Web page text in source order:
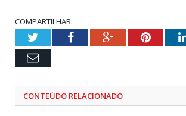
COMPARTILHAR:
TwitterFacebookGoogle+
Email
CONTEÚDO RELACIONADO